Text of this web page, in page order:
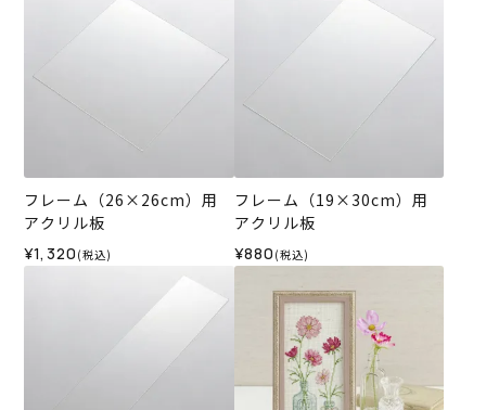
フレーム（26×26cm）用
アクリル板
¥1,320 (税込)
フレーム（19×30cm）用
アクリル板
¥880 (税込)